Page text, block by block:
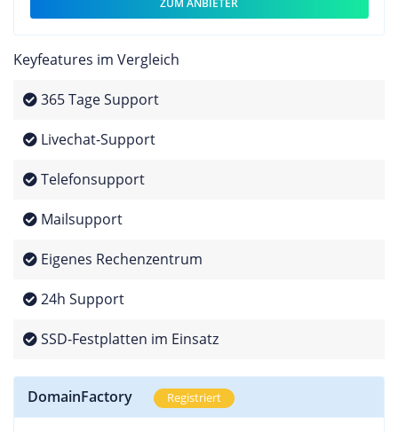
Keyfeatures im Vergleich
365 Tage Support
Livechat-Support
Telefonsupport
Mailsupport
Eigenes Rechenzentrum
24h Support
SSD-Festplatten im Einsatz
DomainFactory Registriert